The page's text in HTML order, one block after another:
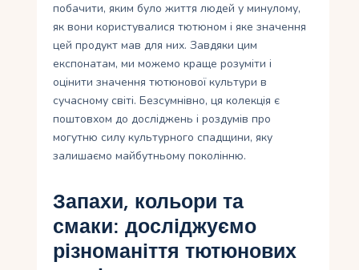
побачити, яким було життя людей у минулому,
як вони користувалися тютюном і яке значення
цей продукт мав для них. Завдяки цим
експонатам, ми можемо краще розуміти і
оцінити значення тютюнової культури в
сучасному світі. Безсумнівно, ця колекція є
поштовхом до досліджень і роздумів про
могутню силу культурного спадщини, яку
залишаємо майбутньому поколінню.
Запахи, кольори та
смаки: досліджуємо
різноманіття тютюнових